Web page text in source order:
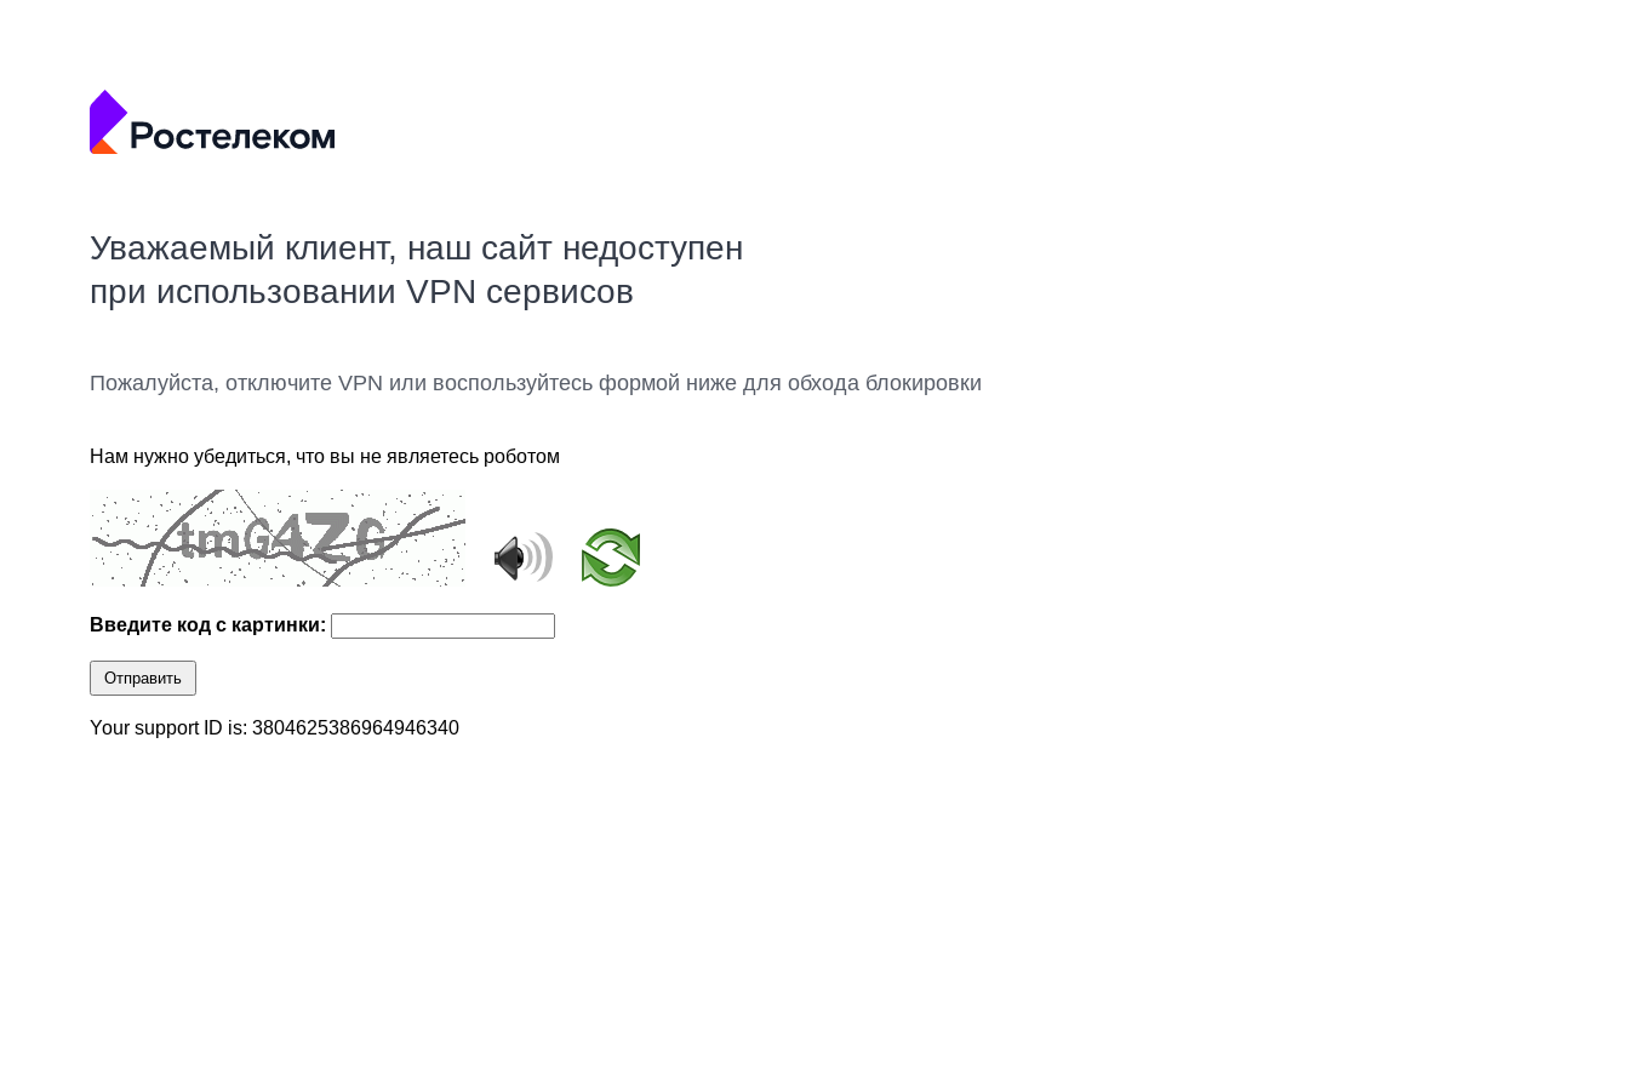
Уважаемый клиент, наш сайт недоступен
при использовании VPN сервисов
Пожалуйста, отключите VPN или воспользуйтесь формой ниже для обхода блокировки
Нам нужно убедиться, что вы не являетесь роботом
Введите код с картинки:
Отправить
Your support ID is: 3804625386964946340